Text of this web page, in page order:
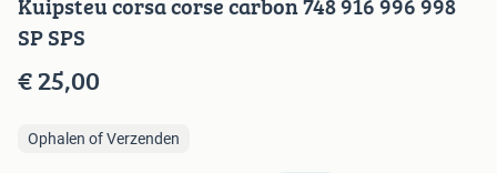
Kuipsteu corsa corse carbon 748 916 996 998
SP SPS
€ 25,00
Ophalen of Verzenden